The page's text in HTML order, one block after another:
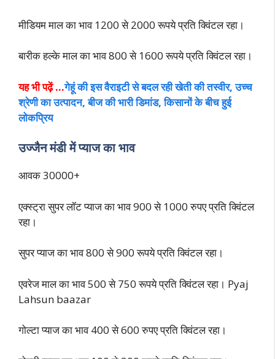
मीडियम माल का भाव 1200 से 2000 रूपये प्रति क्विंटल रहा।
बारीक हल्के माल का भाव 800 से 1600 रूपये प्रति क्विंटल रहा।
यह भी पढ़ें …गेहूं की इस वैराइटी से बदल रही खेती की तस्वीर, उच्च
श्रेणी का उत्पादन, बीज की भारी डिमांड, किसानों के बीच हुई
लोकप्रिय
उज्जैन मंडी में प्याज का भाव
आवक 30000+
एक्स्ट्रा सुपर लॉट प्याज का भाव 900 से 1000 रुपए प्रति क्विंटल
रहा।
सुपर प्याज का भाव 800 से 900 रूपये प्रति क्विंटल रहा।
एवरेज माल का भाव 500 से 750 रूपये प्रति क्विंटल रहा। Pyaj
Lahsun baazar
गोल्टा प्याज का भाव 400 से 600 रुपए प्रति क्विंटल रहा।